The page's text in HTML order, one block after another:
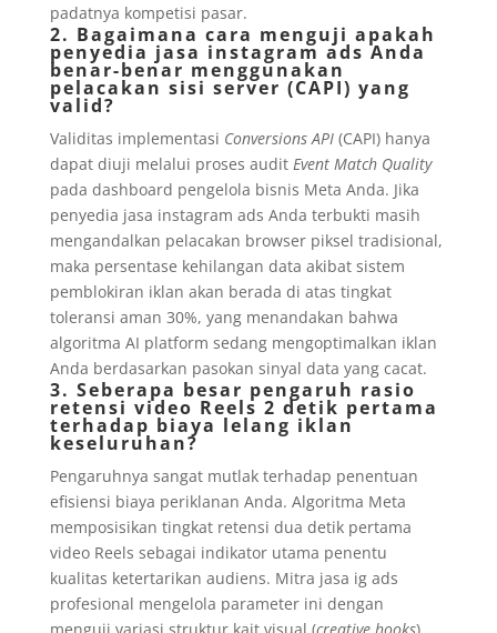
padatnya kompetisi pasar.
2. Bagaimana cara menguji apakah
penyedia jasa instagram ads Anda
benar-benar menggunakan
pelacakan sisi server (CAPI) yang
valid?
Validitas implementasi Conversions API(CAPI) hanya
dapat diuji melalui proses audit Event Match Quality
pada dashboard pengelola bisnis Meta Anda. Jika
penyedia jasa instagram ads Anda terbukti masih
mengandalkan pelacakan browser piksel tradisional,
maka persentase kehilangan data akibat sistem
pemblokiran iklan akan berada di atas tingkat
toleransi aman 30%, yang menandakan bahwa
algoritma AI platform sedang mengoptimalkan iklan
Anda berdasarkan pasokan sinyal data yang cacat.
3. Seberapa besar pengaruh rasio
retensi video Reels 2 detik pertama
terhadap biaya lelang iklan
keseluruhan?
Pengaruhnya sangat mutlak terhadap penentuan
efisiensi biaya periklanan Anda. Algoritma Meta
memposisikan tingkat retensi dua detik pertama
video Reels sebagai indikator utama penentu
kualitas ketertarikan audiens. Mitra jasa ig ads
profesional mengelola parameter ini dengan